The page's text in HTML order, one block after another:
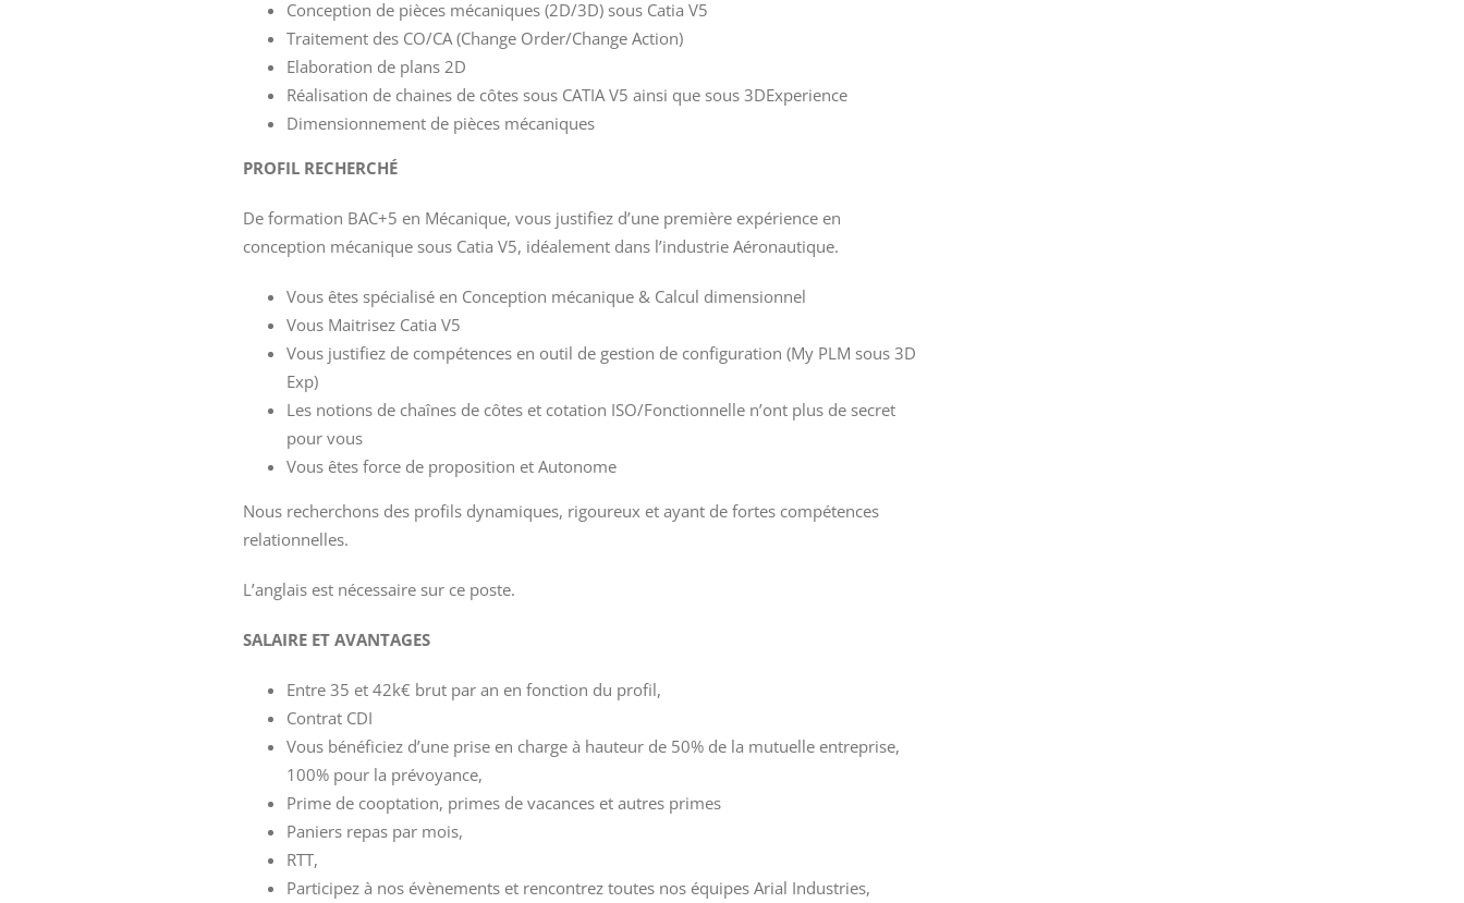
Conception de pièces mécaniques (2D/3D) sous Catia V5
Traitement des CO/CA (Change Order/Change Action)
Elaboration de plans 2D
Réalisation de chaines de côtes sous CATIA V5 ainsi que sous 3DExperience
Dimensionnement de pièces mécaniques
PROFIL RECHERCHÉ
De formation BAC+5 en Mécanique, vous justifiez d’une première expérience en
conception mécanique sous Catia V5, idéalement dans l’industrie Aéronautique.
Vous êtes spécialisé en Conception mécanique & Calcul dimensionnel
Vous Maitrisez Catia V5
Vous justifiez de compétences en outil de gestion de configuration (My PLM sous 3D
Exp)
Les notions de chaînes de côtes et cotation ISO/Fonctionnelle n’ont plus de secret
pour vous
Vous êtes force de proposition et Autonome
Nous recherchons des profils dynamiques, rigoureux et ayant de fortes compétences
relationnelles.
L’anglais est nécessaire sur ce poste.
SALAIRE ET AVANTAGES
Entre 35 et 42k€ brut par an en fonction du profil,
Contrat CDI
Vous bénéficiez d’une prise en charge à hauteur de 50% de la mutuelle entreprise,
100% pour la prévoyance,
Prime de cooptation, primes de vacances et autres primes
Paniers repas par mois,
RTT,
Participez à nos évènements et rencontrez toutes nos équipes Arial Industries,